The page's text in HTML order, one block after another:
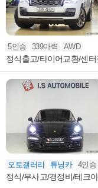
5인승 339마력 AWD
정식출고/타이어교환/센
오토갤러리 튜닝카 4인승
정식/무사고/경정비/테크